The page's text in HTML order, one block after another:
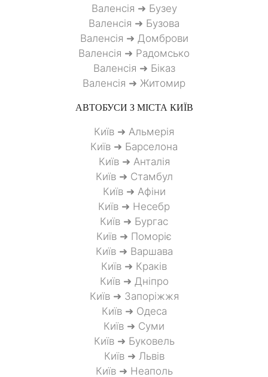
Валенсія ➜ Бузеу
Валенсія ➜ Бузова
Валенсія ➜ Домброви
Валенсія ➜ Радомсько
Валенсія ➜ Біказ
Валенсія ➜ Житомир
АВТОБУСИ З МІСТА КИЇВ
Київ ➜ Альмерія
Київ ➜ Барселона
Київ ➜ Анталія
Київ ➜ Стамбул
Київ ➜ Афіни
Київ ➜ Несебр
Київ ➜ Бургас
Київ ➜ Поморіє
Київ ➜ Варшава
Київ ➜ Краків
Київ ➜ Дніпро
Київ ➜ Запоріжжя
Київ ➜ Одеса
Київ ➜ Суми
Київ ➜ Буковель
Київ ➜ Львів
Київ ➜ Неаполь